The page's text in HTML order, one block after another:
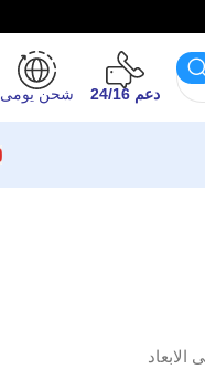
دعم 24/16 شحن يومى
الابعاد